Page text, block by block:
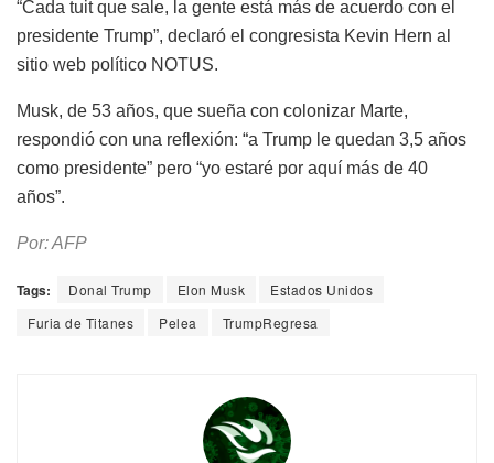
“Cada tuit que sale, la gente está más de acuerdo con el
presidente Trump”, declaró el congresista Kevin Hern al
sitio web político NOTUS.
Musk, de 53 años, que sueña con colonizar Marte,
respondió con una reflexión: “a Trump le quedan 3,5 años
como presidente” pero “yo estaré por aquí más de 40
años”.
Por: AFP
Tags: Donal Trump Elon Musk
Estados Unidos
Furia de Titanes
Pelea TrumpRegresa